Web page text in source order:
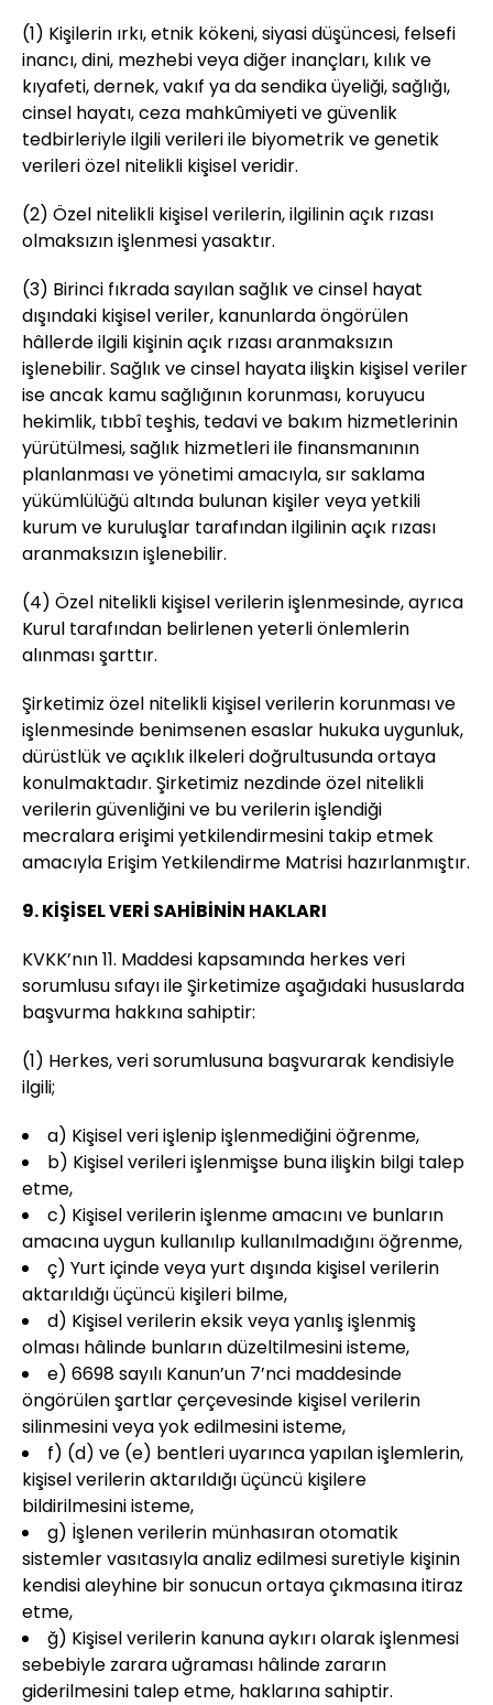
(1) Kişilerin ırkı, etnik kökeni, siyasi düşüncesi, felsefi
inancı, dini, mezhebi veya diğer inançları, kılık ve
kıyafeti, dernek, vakıf ya da sendika üyeliği, sağlığı,
cinsel hayatı, ceza mahkûmiyeti ve güvenlik
tedbirleriyle ilgili verileri ile biyometrik ve genetik
verileri özel nitelikli kişisel veridir.
(2) Özel nitelikli kişisel verilerin, ilgilinin açık rızası
olmaksızın işlenmesi yasaktır.
(3) Birinci fıkrada sayılan sağlık ve cinsel hayat
dışındaki kişisel veriler, kanunlarda öngörülen
hâllerde ilgili kişinin açık rızası aranmaksızın
işlenebilir. Sağlık ve cinsel hayata ilişkin kişisel veriler
ise ancak kamu sağlığının korunması, koruyucu
hekimlik, tıbbî teşhis, tedavi ve bakım hizmetlerinin
yürütülmesi, sağlık hizmetleri ile finansmanının
planlanması ve yönetimi amacıyla, sır saklama
yükümlülüğü altında bulunan kişiler veya yetkili
kurum ve kuruluşlar tarafından ilgilinin açık rızası
aranmaksızın işlenebilir.
(4) Özel nitelikli kişisel verilerin işlenmesinde, ayrıca
Kurul tarafından belirlenen yeterli önlemlerin
alınması şarttır.
Şirketimiz özel nitelikli kişisel verilerin korunması ve
işlenmesinde benimsenen esaslar hukuka uygunluk,
dürüstlük ve açıklık ilkeleri doğrultusunda ortaya
konulmaktadır. Şirketimiz nezdinde özel nitelikli
verilerin güvenliğini ve bu verilerin işlendiği
mecralara erişimi yetkilendirmesini takip etmek
amacıyla Erişim Yetkilendirme Matrisi hazırlanmıştır.
9. KİŞİSEL VERİ SAHİBİNİN HAKLARI
KVKK’nın 11. Maddesi kapsamında herkes veri
sorumlusu sıfayı ile Şirketimize aşağıdaki hususlarda
başvurma hakkına sahiptir:
(1) Herkes, veri sorumlusuna başvurarak kendisiyle
ilgili;
a) Kişisel veri işlenip işlenmediğini öğrenme,
b) Kişisel verileri işlenmişse buna ilişkin bilgi talep
etme,
c) Kişisel verilerin işlenme amacını ve bunların
amacına uygun kullanılıp kullanılmadığını öğrenme,
ç) Yurt içinde veya yurt dışında kişisel verilerin
aktarıldığı üçüncü kişileri bilme,
d) Kişisel verilerin eksik veya yanlış işlenmiş
olması hâlinde bunların düzeltilmesini isteme,
e) 6698 sayılı Kanun’un 7’nci maddesinde
öngörülen şartlar çerçevesinde kişisel verilerin
silinmesini veya yok edilmesini isteme,
f) (d) ve (e) bentleri uyarınca yapılan işlemlerin,
kişisel verilerin aktarıldığı üçüncü kişilere
bildirilmesini isteme,
g) İşlenen verilerin münhasıran otomatik
sistemler vasıtasıyla analiz edilmesi suretiyle kişinin
kendisi aleyhine bir sonucun ortaya çıkmasına itiraz
etme,
ğ) Kişisel verilerin kanuna aykırı olarak işlenmesi
sebebiyle zarara uğraması hâlinde zararın
giderilmesini talep etme, haklarına sahiptir.